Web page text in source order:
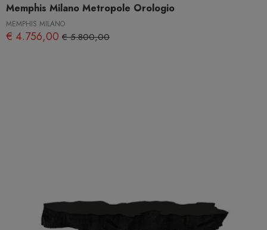
Memphis Milano Metropole Orologio
MEMPHIS MILANO
€ 4.756,00 € 5.800,00